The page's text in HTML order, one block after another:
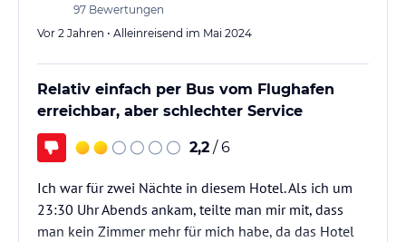
97 Bewertungen
Vor 2 Jahren • Alleinreisend im Mai 2024
Relativ einfach per Bus vom Flughafen
erreichbar, aber schlechter Service
2,2 / 6
Ich war für zwei Nächte in diesem Hotel. Als ich um
23:30 Uhr Abends ankam, teilte man mir mit, dass
man kein Zimmer mehr für mich habe, da das Hotel